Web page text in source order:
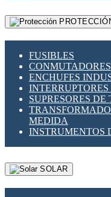
FUSIBLES
ENCHUFES
SUPRESORES
MEDIDA
INSTRUMENTOS
SOLAR